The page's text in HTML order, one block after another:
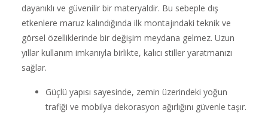
dayanıklı ve güvenilir bir materyaldir. Bu sebeple dış
etkenlere maruz kalındığında ilk montajındaki teknik ve
görsel özelliklerinde bir değişim meydana gelmez. Uzun
yıllar kullanım imkanıyla birlikte, kalıcı stiller yaratmanızı
sağlar.
Güçlü yapısı sayesinde, zemin üzerindeki yoğun
trafiği ve mobilya dekorasyon ağırlığını güvenle taşır.